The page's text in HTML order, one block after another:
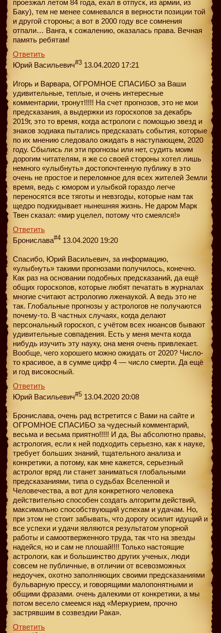
проезжал летом 84 года, ехал в отпуск, из армии, из
Баку), тем не менее сомневался в верности позиции той
и другой стороны; а вот в 2000 году все сомнения
отпали… Ванга, к сожалению, оказалась права. Вечная
память ребятам!
Ответить
Юрий Васильевич#3 13.04.2020 17:21
Игорь и Варвара, ОГРОМНОЕ СПАСИБО за Ваши
удивительные, теплые, и очень интересные
комментарии, тронут!!!!! На счет прогнозов, это не мои
предсказания, а выдержки из гороскопов за декабрь
2019г, это то время, когда астрологи с помощью звезд и
знаков зодиака пытались предсказать события, которые
по их мнению следовало ожидать в наступающем, 2020
году. Сбылись ли эти прогнозы или нет, судить моим
дорогим читателям, я же со своей стороны хотел лишь
немного «улыбнуть» достопочтенную публику в это
очень не простое и переломное для всех жителей Земли
время, ведь с юмором и улыбкой гораздо легче
переносятся все тяготы и невзгоды, которые нам так
щедро подкидывает нынешняя жизнь. Не даром Марк
Твен сказал: «мир уцелел, потому что смеялся!»
Ответить
Бронислава#4 13.04.2020 19:20
Спасибо, Юрий Васильевич, за информацию,
«улыбнуть» такими прогнозами получилось, конечно.
Как раз на основании подобных предсказаний, да ещё
общих гороскопов, которые любят печатать в журналах
многие считают астрологию лженаукой. А ведь это не
так. Глобальные прогнозы у астрологов не получаются
почему-то. В частных случаях, когда делают
персональный гороскоп, с учётом всех нюансов бывают
удивительные совпадения. Есть у меня мечта когда
нибудь изучить эту науку, она меня очень привлекает.
Вообще, чего хорошего можно ожидать от 2020? Число-
то красивое, а в сумме цифр 4 — число смерти. Да ещё
и год високосный.
Ответить
Юрий Васильевич#5 13.04.2020 20:08
Бронислава, очень рад встретится с Вами на сайте и
ОГРОМНОЕ СПАСИБО за чудесный комментарий,
весьма и весьма приятно!!!!! И да, Вы абсолютно правы,
астрология, если к ней подходить серьезно, как к науке,
требует больших знаний, тщательного анализа и
конкретики, а потому, как мне кажется, серьезный
астролог вряд ли станет заниматься глобальными
предсказаниями, типа о судьбах Вселенной и
Человечества, а вот для конкретного человека
действительно способен создать алгоритм действий,
максимально способствующий успехам и удачам. Но,
при этом не стоит забывать, что дорогу осилит идущий и
все успехи и удачи являются результатом упорной
работы и самоотверженного труда, так что на звезды
надейся, но и сам не плошай!!!! Только настоящие
астрологи, как и большинство других ученых, люди
совсем не публичные, в отличии от всевозможных
недоучек, охотно заполняющих своими предсказаниями
бульварную прессу, и говорящими малопонятными и
общими фразами. очень далекими от конкретики, а мы
потом весело смеемся над «Меркурием, прочно
застрявшим в созвездии Рака».
Ответить